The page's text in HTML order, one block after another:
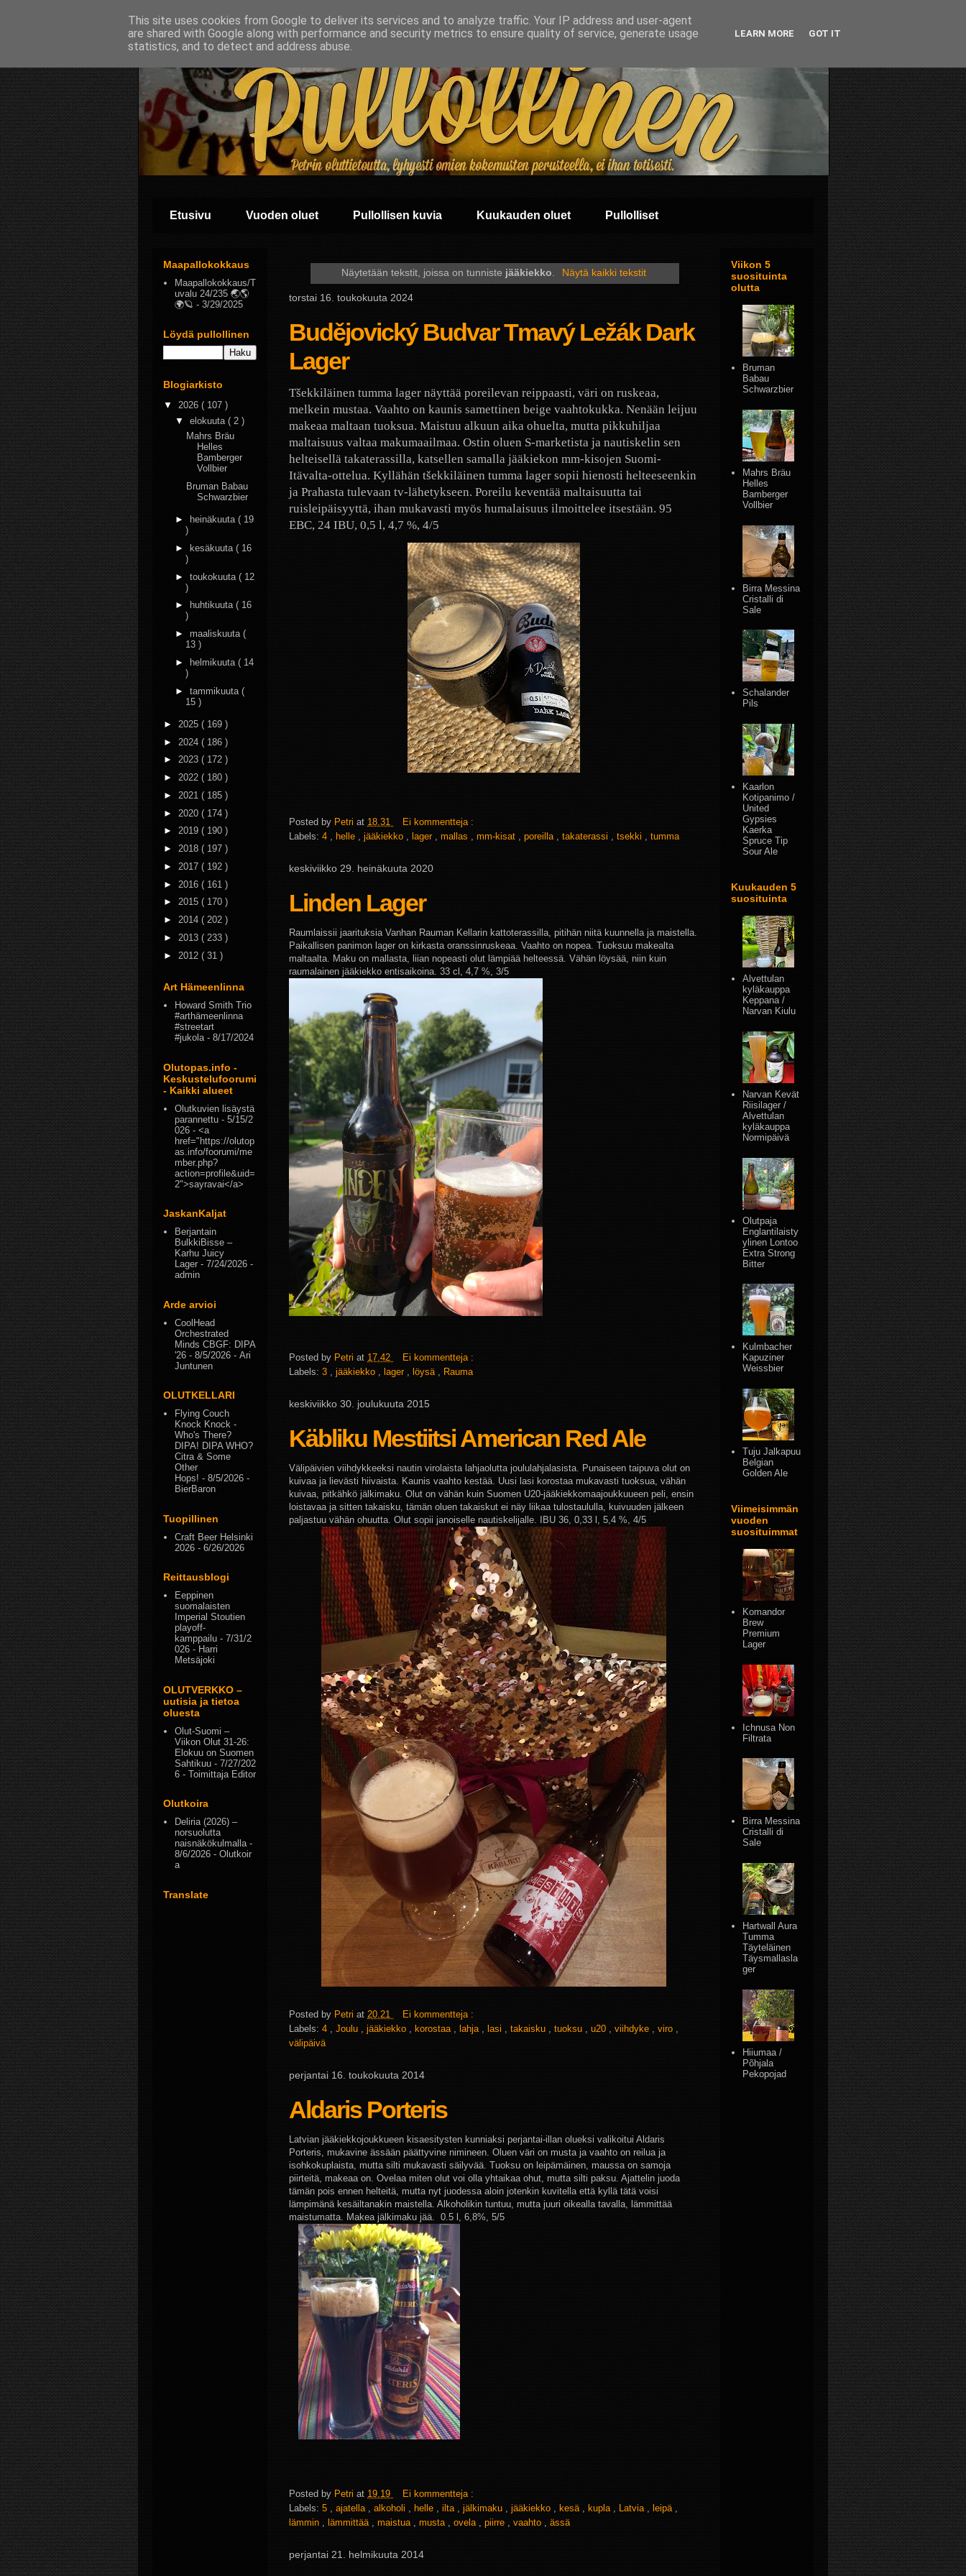
Etusivu Vuoden oluet Pullollisen kuvia Kuukauden oluet Pullolliset
Näytetään tekstit, joissa on tunniste jääkiekko. Näytä kaikki tekstit
torstai 16. toukokuuta 2024
Budějovický Budvar Tmavý Ležák Dark
Lager
Tšekkiläinen tumma lager näyttää poreilevan reippaasti, väri on ruskeaa,
melkein mustaa. Vaahto on kaunis samettinen beige vaahtokukka. Nenään leijuu
makeaa maltaan tuoksua. Maistuu alkuun aika ohuelta, mutta pikkuhiljaa
maltaisuus valtaa makumaailmaa. Ostin oluen S-marketista ja nautiskelin sen
helteisellä takaterassilla, katsellen samalla jääkiekon mm-kisojen Suomi-
Itävalta-ottelua. Kyllähän tšekkiläinen tumma lager sopii hienosti helteeseenkin
ja Prahasta tulevaan tv-lähetykseen. Poreilu keventää maltaisuutta tai
ruisleipäisyyttä, ihan mukavasti myös humalaisuus ilmoittelee itsestään. 95
EBC, 24 IBU, 0,5 l, 4,7 %, 4/5
Posted by Petri at 18.31
Ei kommentteja :
Labels: 4 helle jääkiekko lager mallas mm-kisat poreilla takaterassi tsekki tumma
keskiviikko 29. heinäkuuta 2020
Linden Lager
Raumlaissii jaarituksia Vanhan Rauman Kellarin kattoterassilla, pitihän niitä kuunnella ja maistella.
Paikallisen panimon lager on kirkasta oranssinruskeaa. Vaahto on nopea. Tuoksuu makealta
maltaalta. Maku on mallasta, liian nopeasti olut lämpiää helteessä. Vähän löysää, niin kuin
raumalainen jääkiekko entisaikoina. 33 cl, 4,7 %, 3/5
Posted by Petri at 17.42
Ei kommentteja :
Labels: 3 jääkiekko lager löysä Rauma
keskiviikko 30. joulukuuta 2015
Käbliku Mestiitsi American Red Ale
Välipäivien viihdykkeeksi nautin virolaista lahjaolutta joululahjalasista. Punaiseen taipuva olut on
kuivaa ja lievästi hiivaista. Kaunis vaahto kestää. Uusi lasi korostaa mukavasti tuoksua, vähän
kuivaa, pitkähkö jälkimaku. Olut on vähän kuin Suomen U20-jääkiekkomaajoukkuueen peli, ensin
loistavaa ja sitten takaisku, tämän oluen takaiskut ei näy liikaa tulostaululla, kuivuuden jälkeen
paljastuu vähän ohuutta. Olut sopii janoiselle nautiskelijalle. IBU 36, 0,33 l, 5,4 %, 4/5
Posted by Petri at 20.21
Ei kommentteja :
Labels: 4 , Joulu , jääkiekko , korostaa , lahja , lasi , takaisku , tuoksu , u20 , viihdyke , viro ,
välipäivä
perjantai 16. toukokuuta 2014
Aldaris Porteris
Latvian jääkiekkojoukkueen kisaesitysten kunniaksi perjantai-illan olueksi valikoitui Aldaris
Porteris, mukavine ässään päättyvine nimineen. Oluen väri on musta ja vaahto on reilua ja
isohkokuplaista, mutta silti mukavasti säilyvää. Tuoksu on leipämäinen, maussa on samoja
piirteitä, makeaa on. Ovelaa miten olut voi olla yhtaikaa ohut, mutta silti paksu. Ajattelin juoda
tämän pois ennen helteitä, mutta nyt juodessa aloin jotenkin kuvitella että kyllä tätä voisi
lämpimänä kesäiltanakin maistella. Alkoholikin tuntuu, mutta juuri oikealla tavalla, lämmittää
maistumatta. Makea jälkimaku jää. 0.5 l, 6,8%, 5/5
Posted by Petri at 19.19
Ei kommentteja :
Labels: 5 ajatella alkoholi helle ilta jälkimaku jääkiekko kesä kupla Latvia leipä
lämmin
lämmittää maistua musta ovela piirre vaahto ässä
perjantai 21. helmikuuta 2014
Maapallokokkaus
Maapallokokkaus/T
uvalu 24/235 🌏🌎
🌍🪐 - 3/29/2025
Löydä pullollinen
Blogiarkisto
▼ 2026 ( 107 )
▼ elokuuta ( 2 )
Mahrs Bräu
Helles
Bamberger
Vollbier
Bruman Babau
Schwarzbier
► heinäkuuta ( 19
)
►
kesäkuuta ( 16
)
► toukokuuta ( 12
)
►
huhtikuuta ( 16
)
► maaliskuuta (
13 )
►
helmikuuta ( 14
)
► tammikuuta (
15 )
► 2025 ( 169 )
► 2024 ( 186 )
► 2023 ( 172 )
► 2022 ( 180 )
► 2021 ( 185 )
► 2020 ( 174 )
► 2019 ( 190 )
► 2018 ( 197 )
► 2017 ( 192 )
► 2016 ( 161 )
► 2015 ( 170 )
► 2014 ( 202 )
► 2013 ( 233 )
► 2012 ( 31 )
Art Hämeenlinna
Howard Smith Trio
#arthämeenlinna
#streetart
#jukola- 8/17/2024
Olutopas.info -
Keskustelufoorumi
- Kaikki alueet
Olutkuvien lisäystä
parannettu - 5/15/2
026 - <a
href="https://olutop
as.info/foorumi/me
mber.php?
action=profile&uid=
2">sayravai</a>
JaskanKaljat
Berjantain
BulkkiBisse –
Karhu Juicy
Lager - 7/24/2026 -
admin
Arde arvioi
CoolHead
Orchestrated
Minds CBGF: DIPA
'26 - 8/5/2026 - Ari
Juntunen
OLUTKELLARI
Flying Couch
Knock Knock -
Who's There?
DIPA! DIPA WHO?
Citra & Some
Other
Hops! - 8/5/2026 -
BierBaron
Tuopillinen
Craft Beer Helsinki
2026 - 6/26/2026
Reittausblogi
Eeppinen
suomalaisten
Imperial Stoutien
playoff-
kamppailu - 7/31/2
026 - Harri
Metsäjoki
OLUTVERKKO –
uutisia ja tietoa
oluesta
Olut-Suomi –
Viikon Olut 31-26:
Elokuu on Suomen
Sahtikuu - 7/27/202
6 - Toimittaja Editor
Olutkoira
Deliria (2026) –
norsuolutta
naisnäkökulmalla-
8/6/2026 - Olutkoir
a
Translate
Viikon 5
suosituinta
olutta
Bruman
Babau
Schwarzbier
Mahrs Bräu
Helles
Bamberger
Vollbier
Birra Messina
Cristalli di
Sale
Schalander
Pils
Kaarlon
Kotipanimo /
United
Gypsies
Kaerka
Spruce Tip
Sour Ale
Kuukauden 5
suosituinta
Alvettulan
kyläkauppa
Keppana /
Narvan Kiulu
Narvan Kevät
Riisilager /
Alvettulan
kyläkauppa
Normipäivä
Olutpaja
Englantilaisty
ylinen Lontoo
Extra Strong
Bitter
Kulmbacher
Kapuziner
Weissbier
Tuju Jalkapuu
Belgian
Golden Ale
Viimeisimmän
vuoden
suosituimmat
Komandor
Brew
Premium
Lager
Ichnusa Non
Filtrata
Birra Messina
Cristalli di
Sale
Hartwall Aura
Tumma
Täyteläinen
Täysmallasla
ger
Hiiumaa /
Põhjala
Pekopojad
This site uses cookies from Google to deliver its services and to analyze traffic. Your IP address and user-agent
are shared with Google along with performance and security metrics to ensure quality of service, generate usage
statistics, and to detect and address abuse.
LEARN MORE GOT IT